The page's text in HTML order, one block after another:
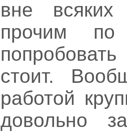
вне
прочим
стоит.
работой
довольно